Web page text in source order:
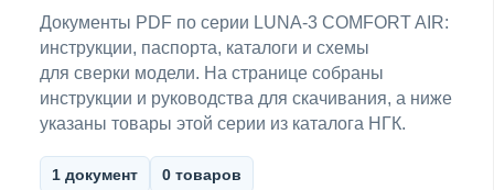
Документы PDF по серии LUNA-3 COMFORT AIR:
инструкции, паспорта, каталоги и схемы
для сверки модели. На странице собраны
инструкции и руководства для скачивания, а ниже
указаны товары этой серии из каталога НГК.
1 документ 0 товаров